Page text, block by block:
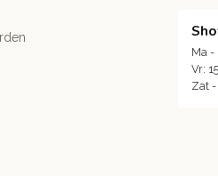
Ma -
Vr:
Zat